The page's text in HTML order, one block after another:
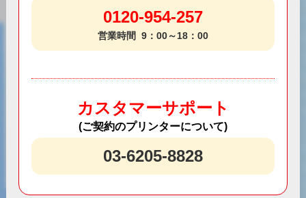
0120-954-257
営業時間 9：00～18：00
カスタマーサポート
(ご契約のプリンターについて)
03-6205-8828